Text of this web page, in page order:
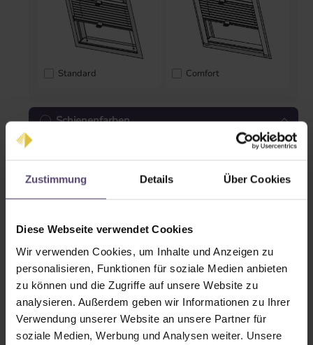
Zustimmung Details Über Cookies
Diese Webseite verwendet Cookies
Wir verwenden Cookies, um Inhalte und Anzeigen zu
personalisieren, Funktionen für soziale Medien anbieten
zu können und die Zugriffe auf unsere Website zu
analysieren. Außerdem geben wir Informationen zu Ihrer
Verwendung unserer Website an unsere Partner für
soziale Medien, Werbung und Analysen weiter. Unsere
Standard Comfort
Schienenfarben
weiß silber